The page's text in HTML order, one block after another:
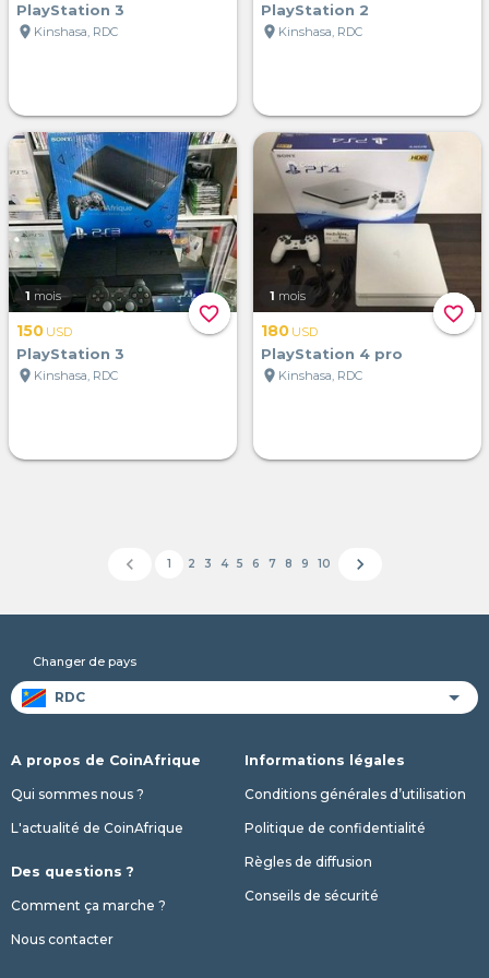
PlayStation 3
location_on Kinshasa, RDC
PlayStation 2
location_on Kinshasa, RDC
favorite_border
1 mois
150 USD
PlayStation 3
location_on Kinshasa, RDC
favorite_border
1 mois
180 USD
PlayStation 4 pro
location_on Kinshasa, RDC
chevron_left 1 2 3 4 5 6 7 8 9 10 chevron_right
Changer de pays
A propos de CoinAfrique
Qui sommes nous ?
L'actualité de CoinAfrique
Des questions ?
Comment ça marche ?
Nous contacter
Informations légales
Conditions générales d’utilisation
Politique de confidentialité
Règles de diffusion
Conseils de sécurité